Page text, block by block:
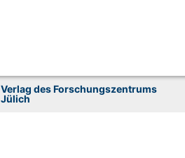
Verlag des Forschungszentrums
Jülich